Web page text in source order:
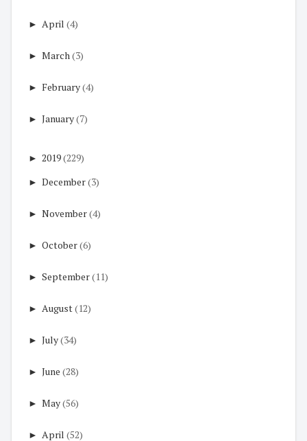
► April (4)
► March(3)
► February(4)
► January(7)
► 2019(229)
► December(3)
► November(4)
► October(6)
► September(11)
► August(12)
► July(34)
► June (28)
► May(56)
► April (52)